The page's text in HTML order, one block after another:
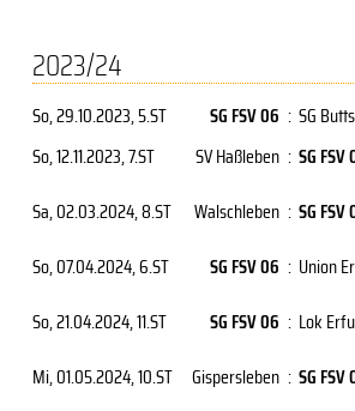
2023/24
So, 29.10.2023, 5.ST SG FSV 06 : SG
So, 12.11.2023, 7.ST SV Haßleben : SG FSV
Sa, 02.03.2024, 8.ST Walschleben : SG FSV
So, 07.04.2024, 6.ST SG FSV 06 : Union
So, 21.04.2024, 11.ST SG FSV 06 : Lok
Mi, 01.05.2024, 10.ST Gispersleben : SG FSV